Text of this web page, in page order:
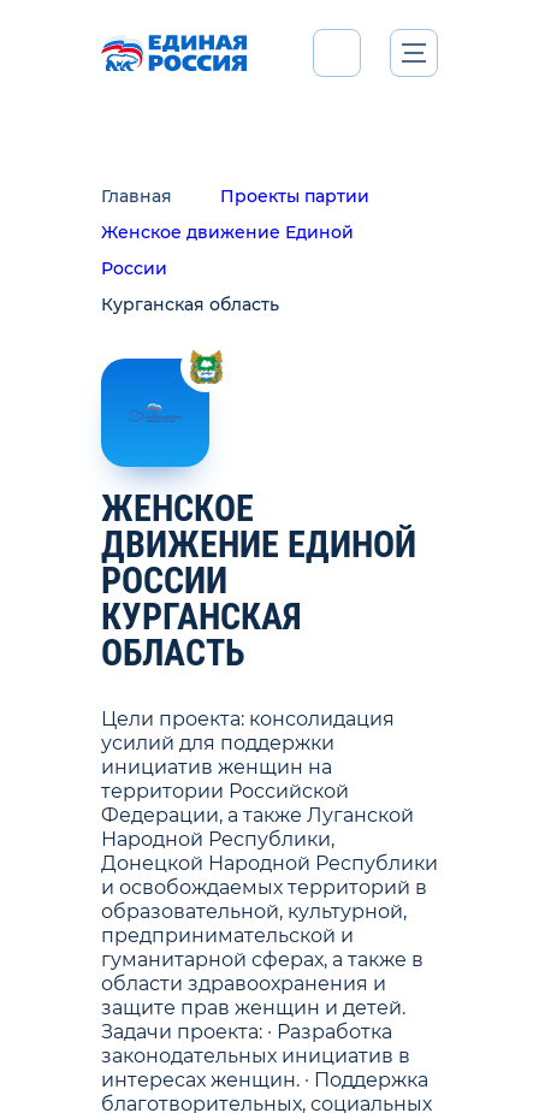
Главная
Проекты партии
Женское движение Единой
России
Курганская область
ЖЕНСКОЕ
ДВИЖЕНИЕ ЕДИНОЙ
РОССИИ
КУРГАНСКАЯ
ОБЛАСТЬ
Цели проекта: консолидация
усилий для поддержки
инициатив женщин на
территории Российской
Федерации, а также Луганской
Народной Республики,
Донецкой Народной Республики
и освобождаемых территорий в
образовательной, культурной,
предпринимательской и
гуманитарной сферах, а также в
области здравоохранения и
защите прав женщин и детей.
Задачи проекта: · Разработка
законодательных инициатив в
интересах женщин. · Поддержка
благотворительных, социальных